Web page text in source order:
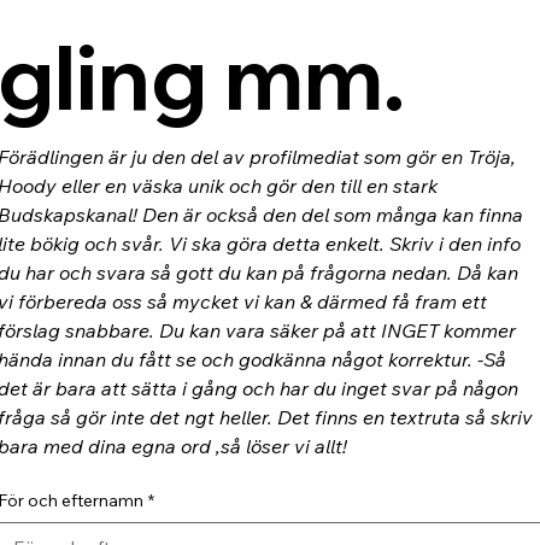
mm.
är ju den del av profilmediat som gör en Tröja,
eller en väska unik och gör den till en stark
Den är också den del som många kan finna
bökig och svår. Vi ska göra detta enkelt. Skriv i den info
har och svara så gott du kan på frågorna nedan. Då kan
förbereda oss så mycket vi kan & därmed få fram ett
snabbare. Du kan vara säker på att INGET kommer
innan du fått se och godkänna något korrektur. -Så
är bara att sätta i gång och har du inget svar på någon
så gör inte det ngt heller. Det finns en textruta så skriv
med dina egna ord ,så löser vi allt!
och efternamn *